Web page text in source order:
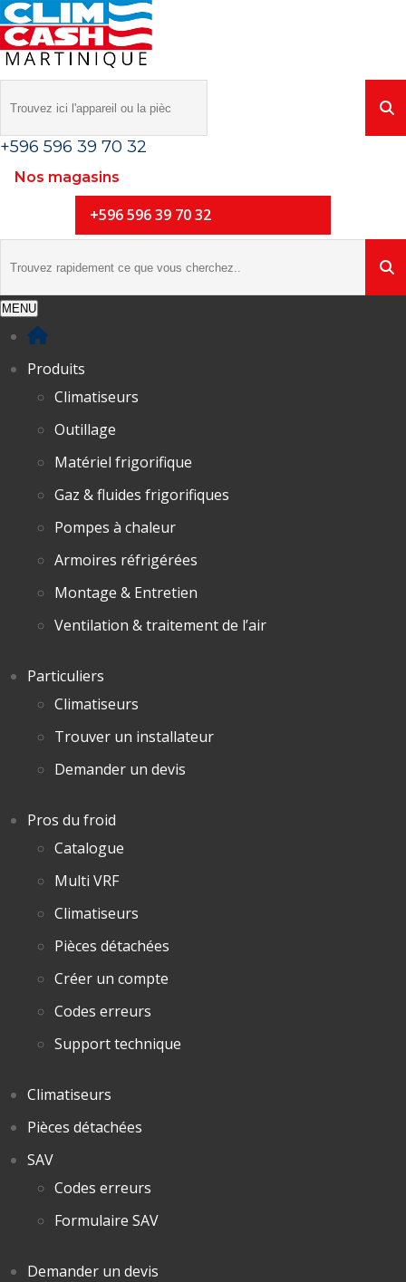
+596 596 39 70 32
Nos magasins
+596 596 39 70 32
MENU
Produits
Climatiseurs
Outillage
Matériel frigorifique
Gaz & fluides frigorifiques
Pompes à chaleur
Armoires réfrigérées
Montage & Entretien
Ventilation & traitement de l’air
Particuliers
Climatiseurs
Trouver un installateur
Demander un devis
Pros du froid
Catalogue
Multi VRF
Climatiseurs
Pièces détachées
Créer un compte
Codes erreurs
Support technique
Climatiseurs
Pièces détachées
SAV
Codes erreurs
Formulaire SAV
Demander un devis